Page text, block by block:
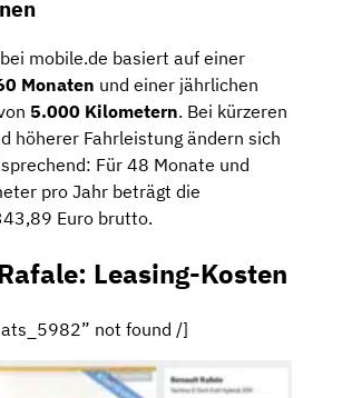
mobile.de basiert auf einer
Monaten und einer jährlichen
5.000 Kilometern. Bei kürzeren
höherer Fahrleistung ändern sich
Für 48 Monate und
pro Jahr beträgt die
Euro brutto.
Leasing-Kosten
not found /]